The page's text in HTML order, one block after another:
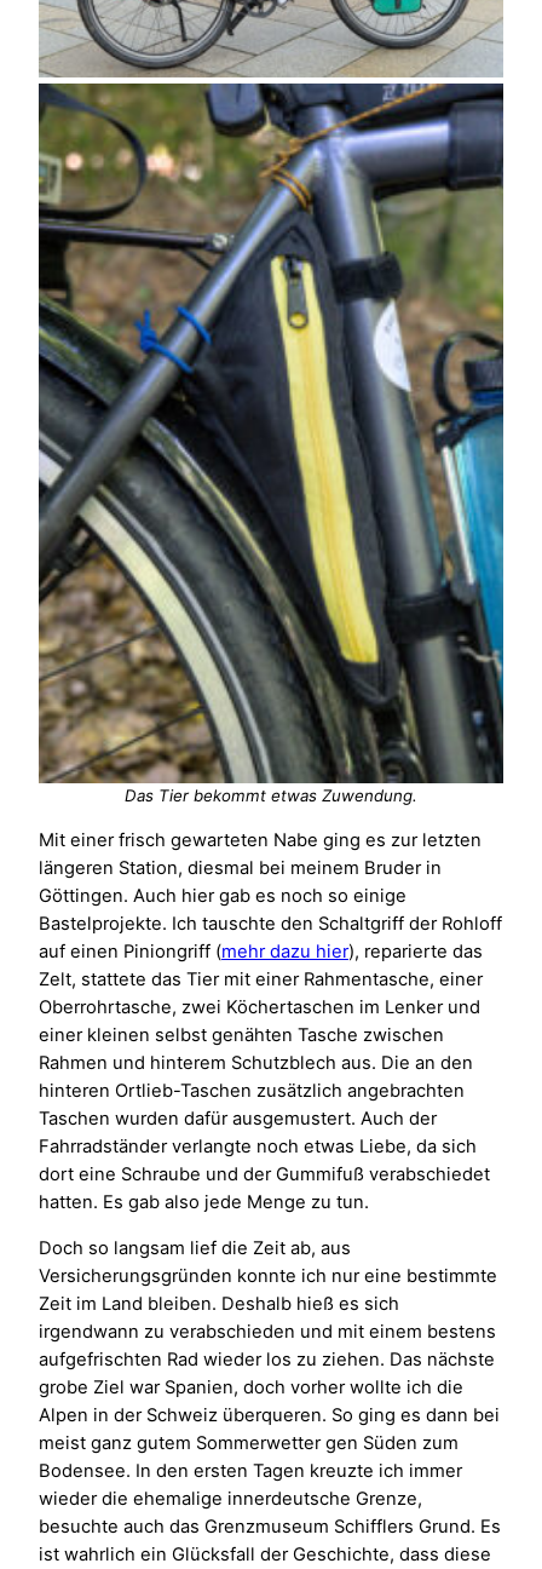
Das Tier bekommt etwas Zuwendung.
Mit einer frisch gewarteten Nabe ging es zur letzten
längeren Station, diesmal bei meinem Bruder in
Göttingen. Auch hier gab es noch so einige
Bastelprojekte. Ich tauschte den Schaltgriff der Rohloff
auf einen Piniongriff (mehr dazu hier), reparierte das
Zelt, stattete das Tier mit einer Rahmentasche, einer
Oberrohrtasche, zwei Köchertaschen im Lenker und
einer kleinen selbst genähten Tasche zwischen
Rahmen und hinterem Schutzblech aus. Die an den
hinteren Ortlieb-Taschen zusätzlich angebrachten
Taschen wurden dafür ausgemustert. Auch der
Fahrradständer verlangte noch etwas Liebe, da sich
dort eine Schraube und der Gummifuß verabschiedet
hatten. Es gab also jede Menge zu tun.
Doch so langsam lief die Zeit ab, aus
Versicherungsgründen konnte ich nur eine bestimmte
Zeit im Land bleiben. Deshalb hieß es sich
irgendwann zu verabschieden und mit einem bestens
aufgefrischten Rad wieder los zu ziehen. Das nächste
grobe Ziel war Spanien, doch vorher wollte ich die
Alpen in der Schweiz überqueren. So ging es dann bei
meist ganz gutem Sommerwetter gen Süden zum
Bodensee. In den ersten Tagen kreuzte ich immer
wieder die ehemalige innerdeutsche Grenze,
besuchte auch das Grenzmuseum Schifflers Grund. Es
ist wahrlich ein Glücksfall der Geschichte, dass diese